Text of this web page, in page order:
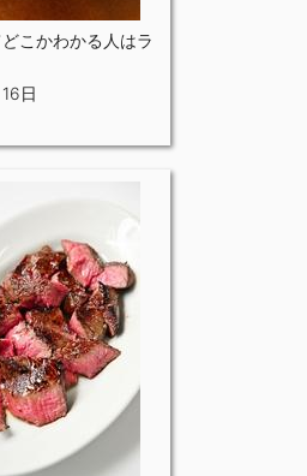
こかわかる人はラ
日